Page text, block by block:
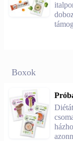
Boxok